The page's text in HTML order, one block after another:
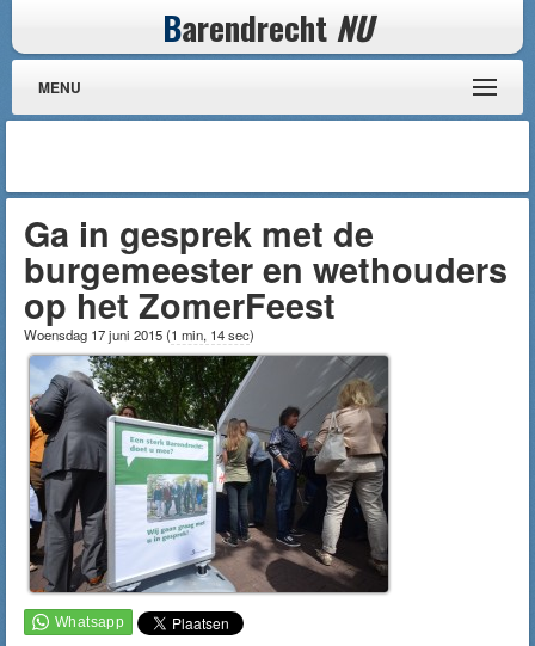
Barendrecht NU
MENU
Ga in gesprek met de
burgemeester en wethouders
op het ZomerFeest
Woensdag 17 juni 2015(1 min, 14 sec)